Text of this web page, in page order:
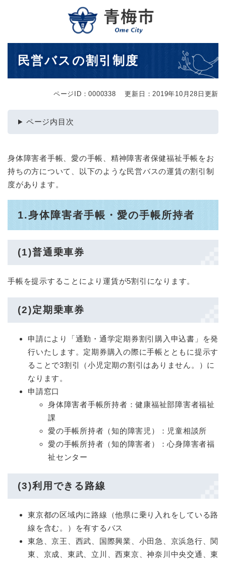
メニューを飛ばして本文へ
民営バスの割引制度
ページID：0000338 更新日：2019年10月28日更新
ページ内目次
身体障害者手帳、愛の手帳、精神障害者保健福祉手帳をお
持ちの方について、以下のような民営バスの運賃の割引制
度があります。
1.身体障害者手帳・愛の手帳所持者
(1)普通乗車券
手帳を提示することにより運賃が5割引になります。
(2)定期乗車券
申請により「通勤・通学定期券割引購入申込書」を発
行いたします。定期券購入の際に手帳とともに提示す
ることで3割引（小児定期の割引はありません。）に
なります。
申請窓口
身体障害者手帳所持者：健康福祉部障害者福祉
課
愛の手帳所持者（知的障害児）：児童相談所
愛の手帳所持者（知的障害者）：心身障害者福
祉センター
(3)利用できる路線
東京都の区域内に路線（他県に乗り入れをしている路
線を含む。）を有するバス
東急、京王、西武、国際興業、小田急、京浜急行、関
東、京成、東武、立川、西東京、神奈川中央交通、東